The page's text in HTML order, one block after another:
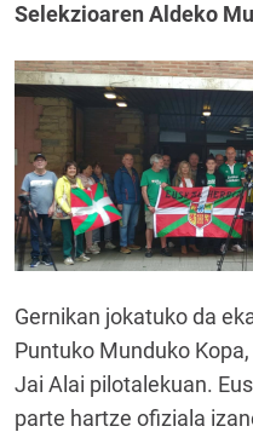
Selekzioaren Aldeko
Gernikan jokatuko da
Puntuko Munduko
Jai Alai pilotalekuan.
parte hartze ofiziala